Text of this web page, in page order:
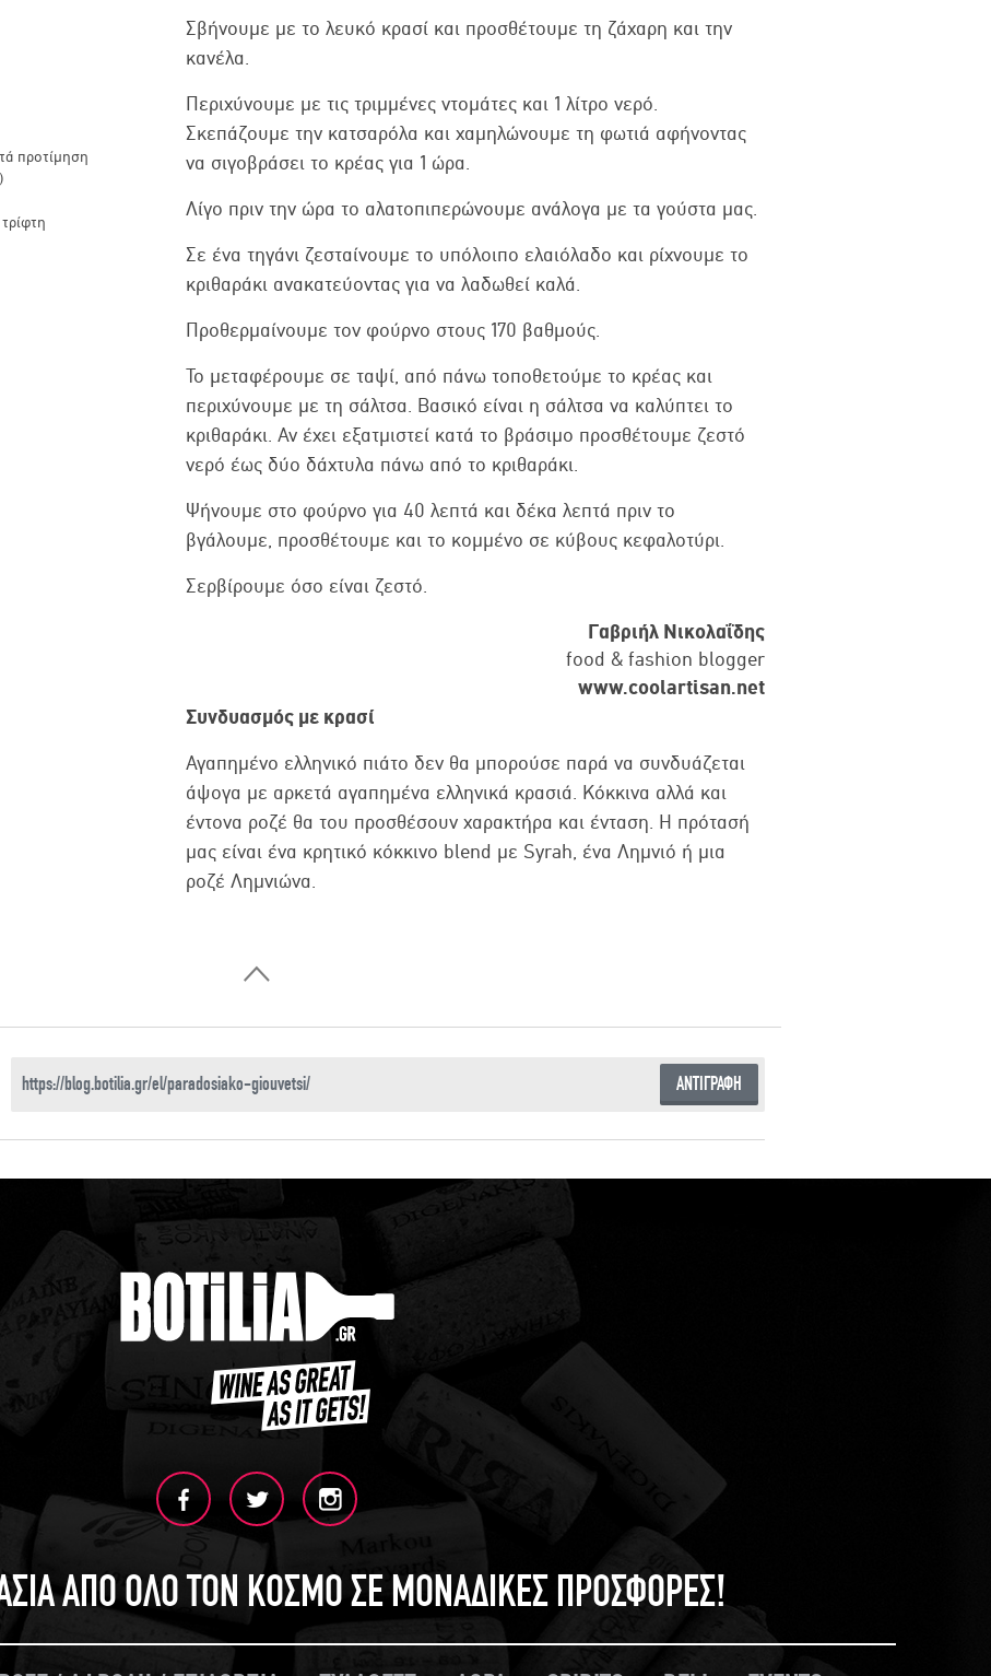
προτίμηση
Σβήνουμε με το λευκό κρασί και προσθέτουμε τη ζάχαρη και την
κανέλα.
Περιχύνουμε με τις τριμμένες ντομάτες και 1 λίτρο νερό.
Σκεπάζουμε την κατσαρόλα και χαμηλώνουμε τη φωτιά αφήνοντας
να σιγοβράσει το κρέας για 1 ώρα.
Λίγο πριν την ώρα το αλατοπιπερώνουμε ανάλογα με τα γούστα μας.
Σε ένα τηγάνι ζεσταίνουμε το υπόλοιπο ελαιόλαδο και ρίχνουμε το
κριθαράκι ανακατεύοντας για να λαδωθεί καλά.
Προθερμαίνουμε τον φούρνο στους 170 βαθμούς.
Το μεταφέρουμε σε ταψί, από πάνω τοποθετούμε το κρέας και
περιχύνουμε με τη σάλτσα. Βασικό είναι η σάλτσα να καλύπτει το
κριθαράκι. Αν έχει εξατμιστεί κατά το βράσιμο προσθέτουμε ζεστό
νερό έως δύο δάχτυλα πάνω από το κριθαράκι.
Ψήνουμε στο φούρνο για 40 λεπτά και δέκα λεπτά πριν το
βγάλουμε, προσθέτουμε και το κομμένο σε κύβους κεφαλοτύρι.
Σερβίρουμε όσο είναι ζεστό.
Γαβριήλ Νικολαΐδης
food & fashion blogger
www.coolartisan.net
Συνδυασμός με κρασί
Αγαπημένο ελληνικό πιάτο δεν θα μπορούσε παρά να συνδυάζεται
άψογα με αρκετά αγαπημένα ελληνικά κρασιά. Κόκκινα αλλά και
έντονα ροζέ θα του προσθέσουν χαρακτήρα και ένταση. Η πρότασή
μας είναι ένα κρητικό κόκκινο blend με Syrah, ένα Λημνιό ή μια
ροζέ Λημνιώνα.
ΑΝΤΙΓΡΑΦΗ
ΑΠΟ ΟΛΟ ΤΟΝ ΚΟΣΜΟ ΣΕ ΜΟΝΑΔΙΚΕΣ ΠΡΟΣΦΟΡΕΣ!